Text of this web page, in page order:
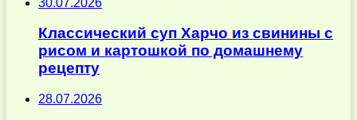
Классический суп Харчо из свинины с
рисом и картошкой по домашнему
рецепту
28.07.2026